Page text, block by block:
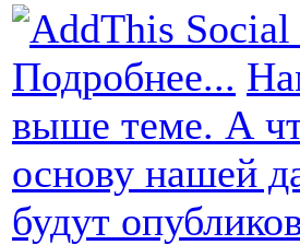
Подробнее...
выше теме. А
основу нашей
будут